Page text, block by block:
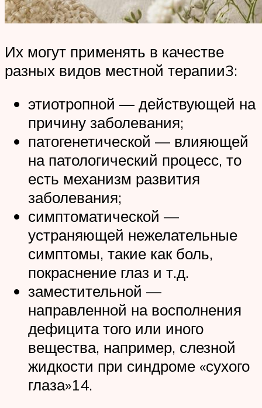
Их могут применять в качестве
разных видов местной терапии3:
этиотропной — действующей на
причину заболевания;
патогенетической — влияющей
на патологический процесс, то
есть механизм развития
заболевания;
симптоматической —
устраняющей нежелательные
симптомы, такие как боль,
покраснение глаз и т.д.
заместительной —
направленной на восполнения
дефицита того или иного
вещества, например, слезной
жидкости при синдроме «сухого
глаза»14.